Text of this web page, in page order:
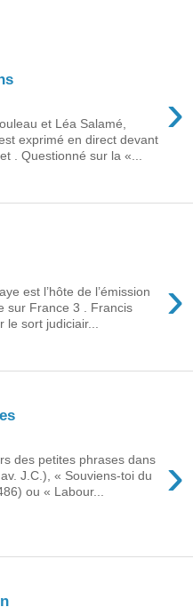
›
et Léa Salamé,
exprimé en direct devant
. Questionné sur la «...
›
est l’hôte de l’émission
sur France 3 . Francis
le sort judiciair...
›
des petites phrases dans
J.C.), « Souviens-toi du
ou « Labour...